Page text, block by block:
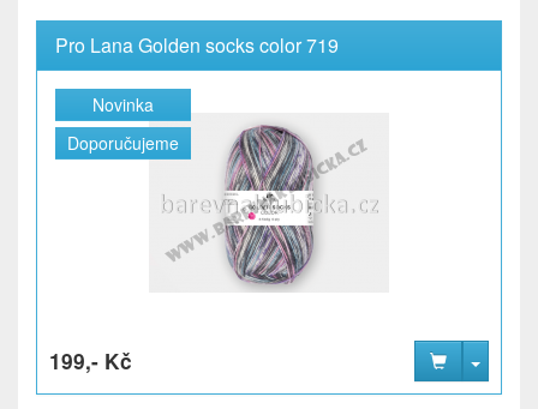
Pro Lana Golden socks color 719
Novinka
Doporučujeme
199,- Kč